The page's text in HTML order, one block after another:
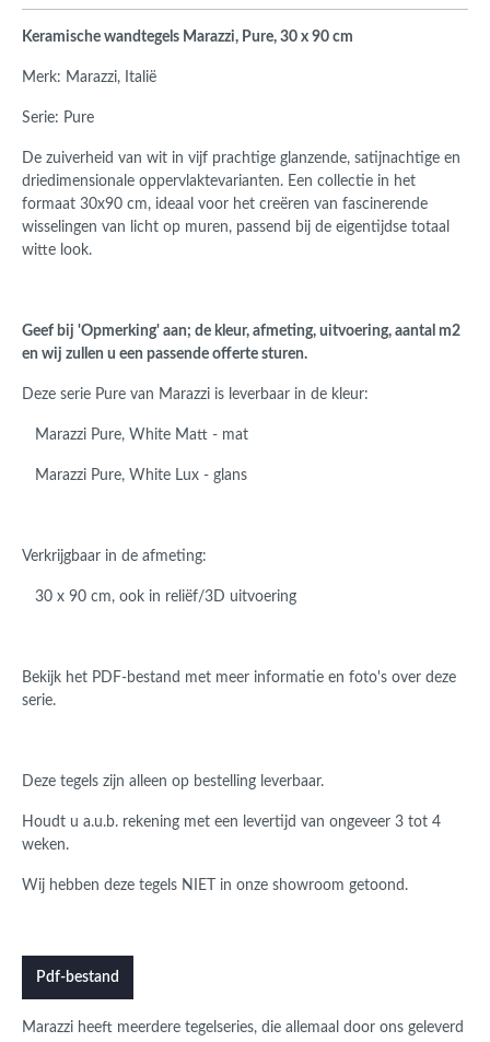
Keramische wandtegels Marazzi, Pure, 30 x 90 cm
Merk: Marazzi, Italië
Serie: Pure
De zuiverheid van wit in vijf prachtige glanzende, satijnachtige en
driedimensionale oppervlaktevarianten. Een collectie in het
formaat 30x90 cm, ideaal voor het creëren van fascinerende
wisselingen van licht op muren, passend bij de eigentijdse totaal
witte look.
Geef bij 'Opmerking' aan; de kleur, afmeting, uitvoering, aantal m2
en wij zullen u een passende offerte sturen.
Deze serie Pure van Marazzi is leverbaar in de kleur:
Marazzi Pure, White Matt - mat
Marazzi Pure, White Lux - glans
Verkrijgbaar in de afmeting:
30 x 90 cm, ook in reliëf/3D uitvoering
Bekijk het PDF-bestand met meer informatie en foto's over deze
serie.
Deze tegels zijn alleen op bestelling leverbaar.
Houdt u a.u.b. rekening met een levertijd van ongeveer 3 tot 4
weken.
Wij hebben deze tegels NIET in onze showroom getoond.
Pdf-bestand
Marazzi heeft meerdere tegelseries, die allemaal door ons geleverd